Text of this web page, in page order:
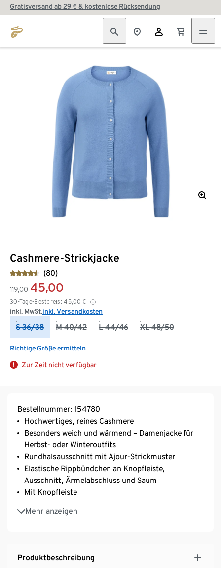
Gratisversand ab 29 € & kostenlose Rücksendung
Cashmere-Strickjacke
(80)
119,00 45,00
30-Tage-Bestpreis: 45,00 €
inkl. MwSt.inkl. Versandkosten
S 36/38 M 40/42 L 44/46 XL 48/50
Richtige Größe ermitteln
Zur Zeit nicht verfügbar
Bestellnummer: 154780
Hochwertiges, reines Cashmere
Besonders weich und wärmend – Damenjacke für
Herbst- oder Winteroutfits
Rundhalsausschnitt mit Ajour-Strickmuster
Elastische Rippbündchen an Knopfleiste,
Ausschnitt, Ärmelabschluss und Saum
Mit Knopfleiste
Mehr anzeigen
Mit Raglanärmeln
Produktbeschreibung